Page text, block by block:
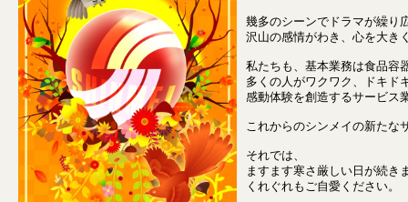
幾多のシーンでドラマが繰り
沢山の感情がわき、心を大き
私たちも、基本業務は食品容
多くの人がワクワク、ドキド
感動体験を創造するサービス
これからのシンメイの新たな
それでは、
ますます寒さ厳しい日が続き
くれぐれもご自愛ください。